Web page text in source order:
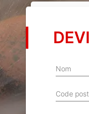
Nom
Code